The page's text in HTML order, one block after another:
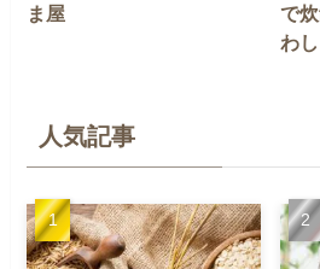
ま屋
で
わ
人気記事